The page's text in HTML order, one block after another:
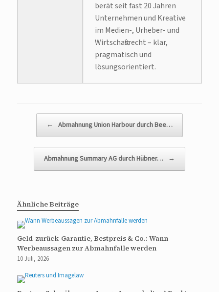
berät seit fast 20 Jahren
Unternehmen und Kreative
im Medien-, Urheber- und
Wirtschaftsrecht – klar,
pragmatisch und
lösungsorientiert.
← Abmahnung Union Harbour durch Bee…
Abmahnung Summary AG durch Hübner… →
Ähnliche Beiträge
Geld-zurück-Garantie, Bestpreis & Co.: Wann
Werbeaussagen zur Abmahnfalle werden
10 Juli, 2026